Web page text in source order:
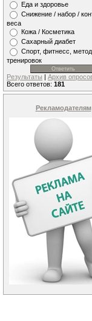
Еда и здоровье
Снижение / набор /
веса
Кожа / Косметика
Сахарный диабет
Спорт, фитнесс,
тренировок
Результаты | Архив
Всего ответов: 181
Рекламодателям